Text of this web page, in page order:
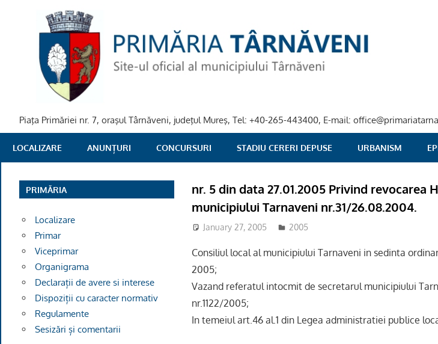
PRIMARIA
TARNAVENI
Piaţa Primăriei nr. 7, oraşul Târnăveni, judeţul Mureş, Tel: +40-265-443400, E-mail:
LOCALIZARE ANUNȚURI CONCURSURI STADIU CERERI DEPUSE URBANISM
nr. 5 din data 27.01.2005 Privind revocarea
municipiului Tarnaveni nr.31/26.08.2004.
January 27, 2005 2005
Consiliul local al municipiului Tarnaveni in sedinta
2005;
Vazand referatul intocmit de secretarul municipiului
nr.1122/2005;
In temeiul art.46 al.1 din Legea administratiei publice
PRIMĂRIA
Localizare
Primar
Viceprimar
Organigrama
Declarații de avere si interese
Dispoziții cu caracter normativ
Regulamente
Sesizări și comentarii